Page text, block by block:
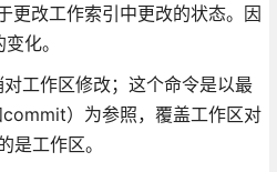
更改工作索引中更改的状态。因
化。
工作区修改；这个命令是以最
）为参照，覆盖工作区对
是工作区。